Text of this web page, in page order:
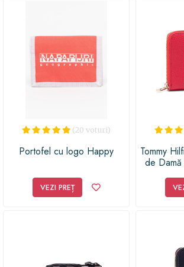
Oferă-le femeilor din viața ta un
trendy, care să le ajute să-și
importante într-un mod organizat și la
Herschel - Portofel Sport pentru
alegerea perfectă pentru un cadou
(20 voturi)
Portofel cu logo Happy
VEZI PREȚ
Tommy
de